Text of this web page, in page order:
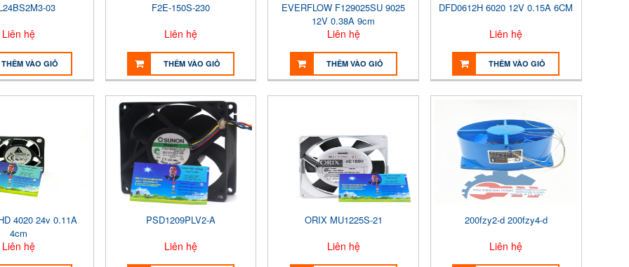
03
Liên hệ
THÊM VÀO GIỎ
F2E-150S-230
Liên hệ
THÊM VÀO GIỎ
EVERFLOW F129025SU 9025
12V 0.38A 9cm
Liên hệ
THÊM VÀO GIỎ
DFD0612H 6020 12V 0.15A 6CM
Liên hệ
THÊM VÀO GIỎ
4020 24v 0.11A
4cm
Liên hệ
PSD1209PLV2-A
Liên hệ
ORIX MU1225S-21
Liên hệ
200fzy2-d 200fzy4-d
Liên hệ